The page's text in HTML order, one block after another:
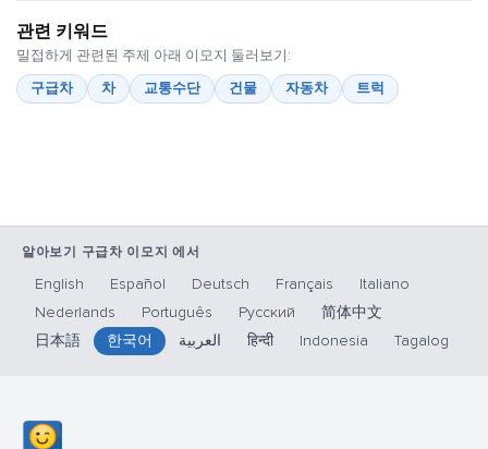
관련 키워드
밀접하게 관련된 주제 아래 이모지 둘러보기:
구급차
차 교통수단 건물 자동차 트럭
알아보기 구급차 이모지 에서
English Español Deutsch Français
Italiano
Nederlands
Português Русский
简体中文
日本語
한국어 العربية हिन्दी Indonesia Tagalog